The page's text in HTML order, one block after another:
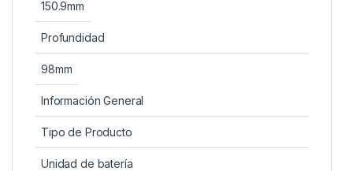
150.9mm
Profundidad
98mm
Información General
Tipo de Producto
Unidad de batería